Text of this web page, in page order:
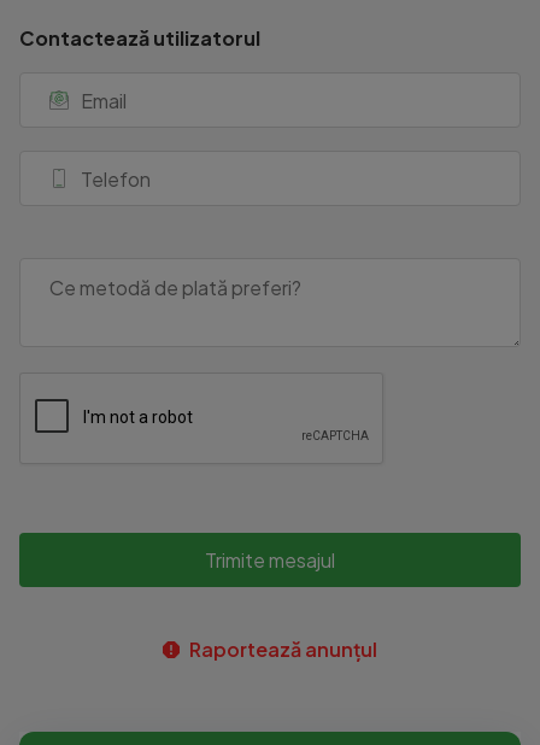
Contactează utilizatorul
Trimite mesajul
Raportează anunțul